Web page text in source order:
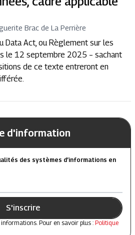
Brac de La Perrière
Data Act, ou Règlement sur les
le 12 septembre 2025 – sachant
de ce texte entreront en
d'information
des systèmes d’informations en
S'inscrire
Pour en savoir plus : Politique